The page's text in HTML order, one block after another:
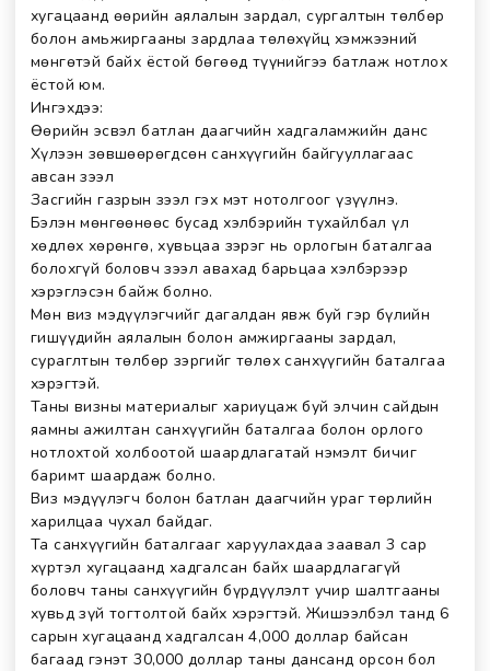
хугацаанд өөрийн аялалын зардал, сургалтын төлбөр
болон амьжиргааны зардлаа төлөхүйц хэмжээний
мөнгөтэй байх ёстой бөгөөд түүнийгээ батлаж нотлох
ёстой юм.
Ингэхдээ:
Өөрийн эсвэл батлан даагчийн хадгаламжийн данс
Хүлээн зөвшөөрөгдсөн санхүүгийн байгууллагаас
авсан зээл
Засгийн газрын зээл гэх мэт нотолгоог үзүүлнэ.
Бэлэн мөнгөөнөөс бусад хэлбэрийн тухайлбал үл
хөдлөх хөрөнгө, хувьцаа зэрэг нь орлогын баталгаа
болохгүй боловч зээл авахад барьцаа хэлбэрээр
хэрэглэсэн байж болно.
Мөн виз мэдүүлэгчийг дагалдан явж буй гэр бүлийн
гишүүдийн аялалын болон амжиргааны зардал,
сураглтын төлбөр зэргийг төлөх санхүүгийн баталгаа
хэрэгтэй.
Таны визны материалыг хариуцаж буй элчин сайдын
яамны ажилтан санхүүгийн баталгаа болон орлого
нотлохтой холбоотой шаардлагатай нэмэлт бичиг
баримт шаардаж болно.
Виз мэдүүлэгч болон батлан даагчийн ураг төрлийн
харилцаа чухал байдаг.
Та санхүүгийн баталгааг харуулахдаа заавал 3 сар
хүртэл хугацаанд хадгалсан байх шаардлагагүй
боловч таны санхүүгийн бүрдүүлэлт учир шалтгааны
хувьд зүй тогтолтой байх хэрэгтэй. Жишээлбэл танд 6
сарын хугацаанд хадгалсан 4,000 доллар байсан
багаад гэнэт 30,000 доллар таны дансанд орсон бол